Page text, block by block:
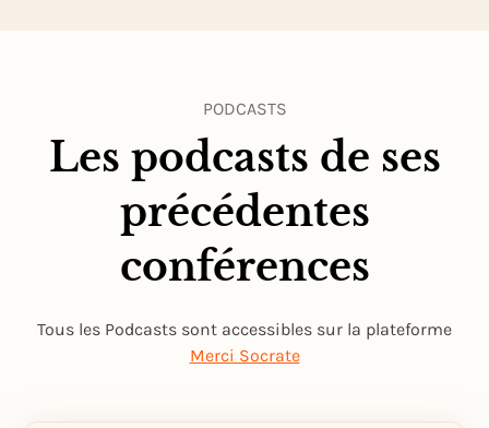
PODCASTS
Les podcasts de ses
précédentes
conférences
Tous les Podcasts sont accessibles sur la plateforme
Merci Socrate